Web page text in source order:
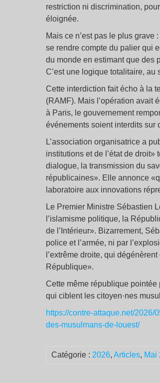
restriction ni discrimination,
éloignée.
Mais ce n’est pas le plus grave
se rendre compte du palier qui
du monde en estimant que des
C’est une logique totalitaire, au
Cette interdiction fait écho à la
(RAMF). Mais l’opération avait
à Paris, le gouvernement
événements soient interdits sur
L’association organisatrice a
institutions et de l’état de
dialogue, la transmission du
républicaines». Elle annonce
laboratoire aux innovations
Le Premier Ministre Sébastien
l’islamisme politique, la
de l’Intérieur». Bizarrement,
police et l’armée, ni par
l’extrême droite, qui
République».
Cette même république
qui ciblent les citoyen·nes
https://contre-attaque.net/
des-musulmans-de-louest/
Catégorie : 2026, Articles, Mai